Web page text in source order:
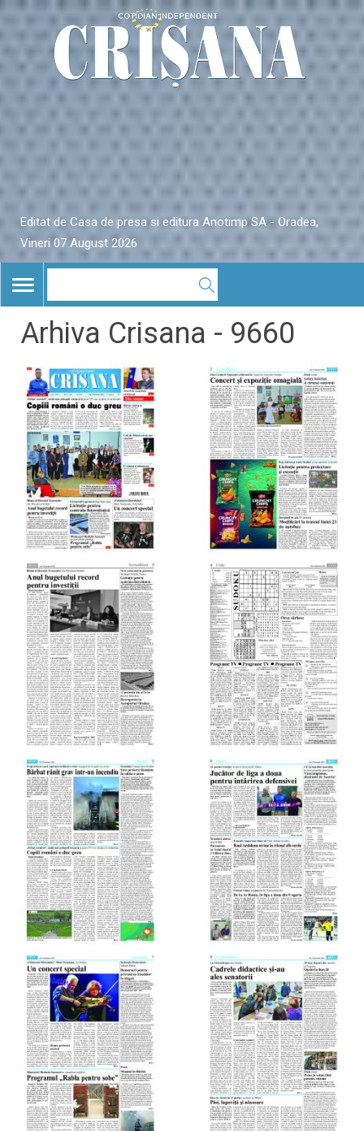
Editat de Casa de presa si editura Anotimp SA - Oradea,
Vineri 07 August 2026
TOGGLE
NAVIGATION
Arhiva Crisana - 9660